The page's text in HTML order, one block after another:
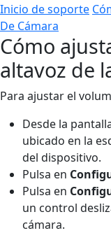
Inicio de soporte
De Cámara
Cómo
altavoz de
Para ajustar el
Desde la
ubicado en la
del dispositivo.
Pulsa en
Pulsa en
un control
cámara.